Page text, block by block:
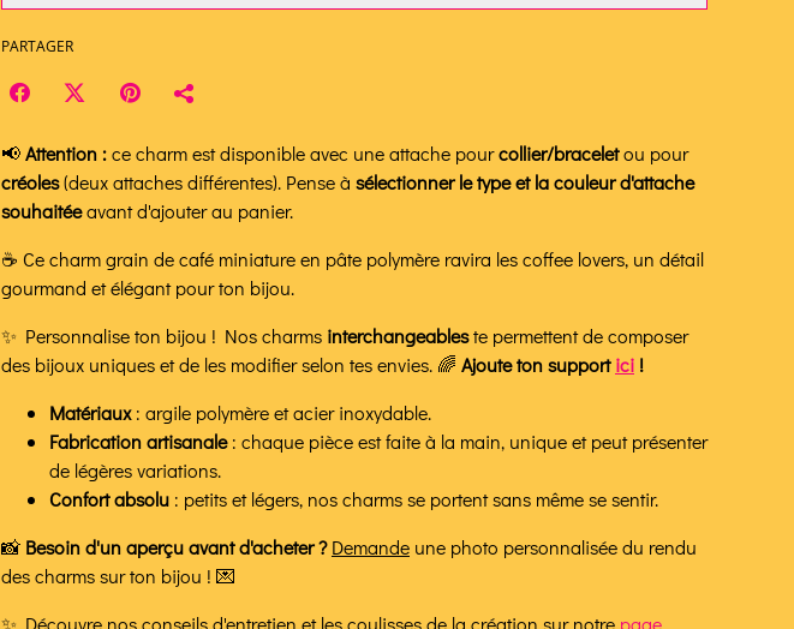
PARTAGER
📢Attention :ce charm est disponible avec une attache pourcollier/braceletou pour
créoles(deux attaches différentes). Pense à sélectionner le type et la couleur d'attache
souhaitéeavant d'ajouter au panier.
☕ Ce charm grain de café miniature en pâte polymère ravira les coffee lovers, un détail
gourmand et élégant pour ton bijou.
✨ Personnalise ton bijou ! Nos charms interchangeableste permettent de composer
des bijoux uniques et de les modifier selon tes envies. 🌈 Ajoute ton supportici !
Matériaux: argile polymère et acier inoxydable.
Fabrication artisanale: chaque pièce est faite à la main, unique et peut présenter
de légères variations.
Confort absolu : petits et légers, nos charms se portent sans même se sentir.
📸 Besoin d'un aperçu avant d'acheter ?Demande une photo personnalisée du rendu
des charms sur ton bijou ! 💌
✨ Découvre nos conseils d'entretien et les coulisses de la création sur notre page